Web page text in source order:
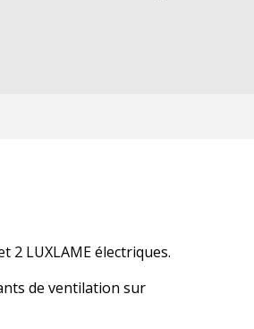
2 LUXLAME électriques.
de ventilation sur